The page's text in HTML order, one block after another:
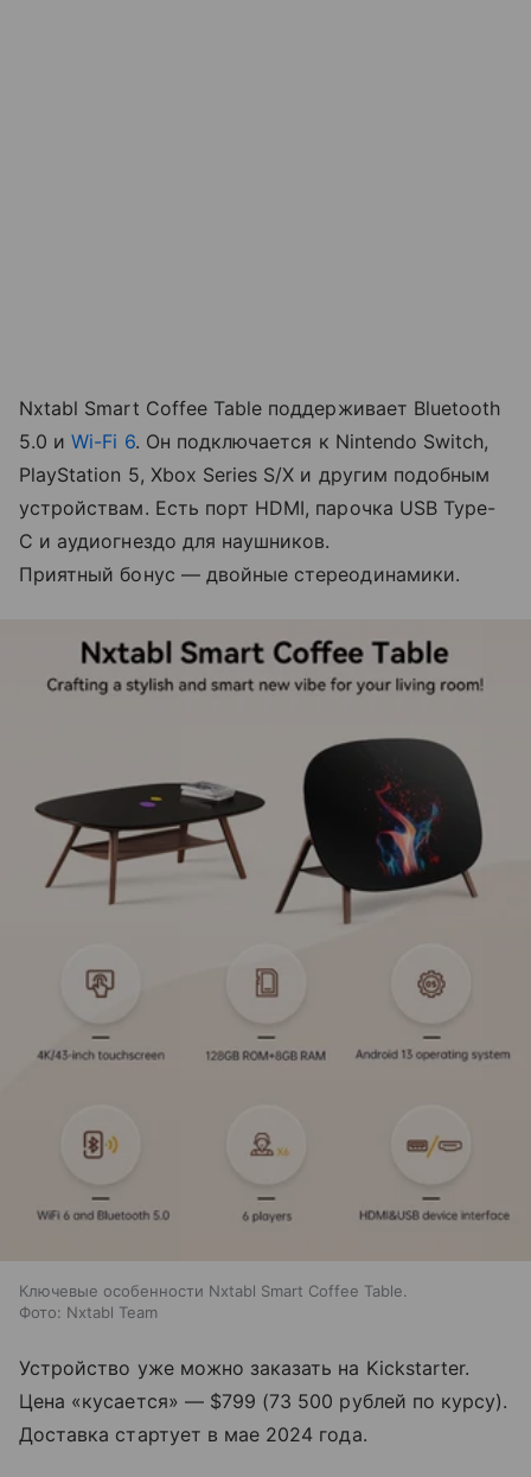
Nxtabl Smart Coffee Table поддерживает Bluetooth
5.0 иWi-Fi 6. Он подключается к Nintendo Switch,
PlayStation 5, Xbox Series S/X и другим подобным
устройствам. Есть порт HDMI, парочка USB Type-
C и аудиогнездо для наушников.
Приятный бонус — двойные стереодинамики.
Ключевые особенности Nxtabl Smart Coffee Table.
Фото: Nxtabl Team
Устройство уже можно заказать на Kickstarter.
Цена «кусается» — $799 (73 500 рублей по курсу).
Доставка стартует в мае 2024 года.